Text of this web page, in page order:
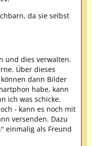
da sie selbst
und dies verwalten.
Über dieses
dann Bilder
habe, kann
ich was schicke,
- kann es noch mit
versenden. Dazu
einmalig als Freund